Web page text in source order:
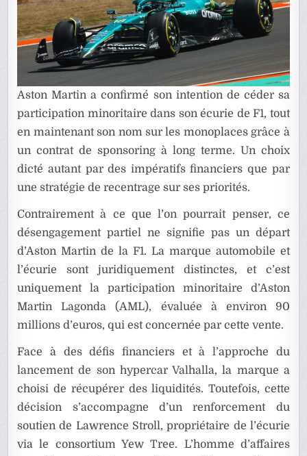
Aston Martin a confirmé son intention de céder sa
participation minoritaire dans son écurie de F1, tout
en maintenant son nom sur les monoplaces grâce à
un contrat de sponsoring à long terme. Un choix
dicté autant par des impératifs financiers que par
une stratégie de recentrage sur ses priorités.
Contrairement à ce que l’on pourrait penser, ce
désengagement partiel ne signifie pas un départ
d’Aston Martin de la F1. La marque automobile et
l’écurie sont juridiquement distinctes, et c’est
uniquement la participation minoritaire d’Aston
Martin Lagonda (AML), évaluée à environ 90
millions d’euros, qui est concernée par cette vente.
Face à des défis financiers et à l’approche du
lancement de son hypercar Valhalla, la marque a
choisi de récupérer des liquidités. Toutefois, cette
décision s’accompagne d’un renforcement du
soutien de Lawrence Stroll, propriétaire de l’écurie
via le consortium Yew Tree. L’homme d’affaires